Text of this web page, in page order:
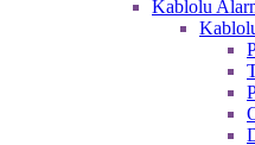
Kablolu